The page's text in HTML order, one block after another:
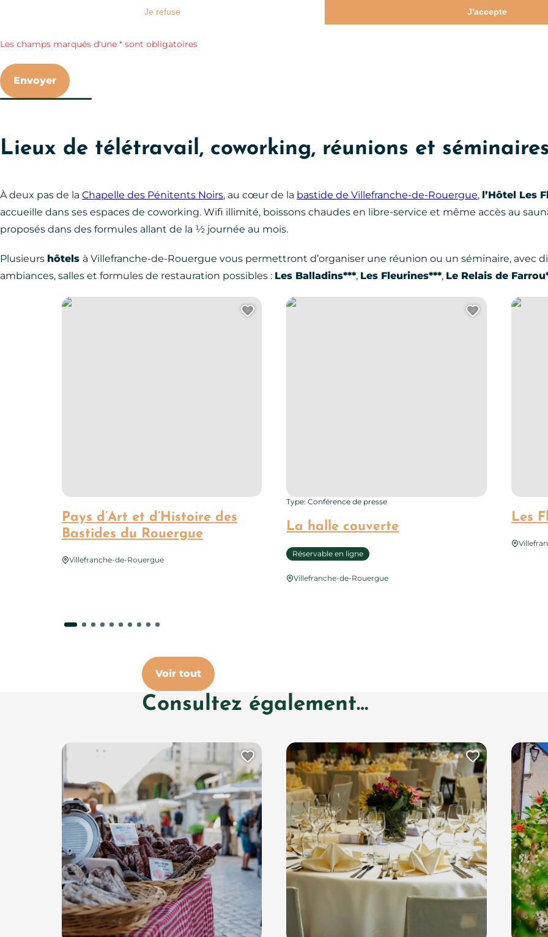
Je refuse J'accepte
Les champs marqués d'une * sont obligatoires
Envoyer
Lieux de télétravail, coworking, réunions et
À deux pas de la Chapelle des Pénitents Noirs, au cœur de la bastide de Villefranche-de-Rouergue, l’Hôtel Les
accueille dans ses espaces de coworking. Wifi illimité, boissons chaudes en libre-service et même accès au
proposés dans des formules allant de la ½ journée au mois.
Plusieurs hôtels à Villefranche-de-Rouergue vous permettront d’organiser une réunion ou un séminaire, avec
ambiances, salles et formules de restauration possibles : Les Balladins***, Les Fleurines***, Le Relais de
Pays d’Art et d’Histoire des
Bastides du Rouergue
Villefranche-de-Rouergue
Pays d’Art et d’Histoire des Bastides du Rouergue
Ajouter cette page au carnet de voyage ?
La halle couverte
Type: Conférence de presse
Réservable en ligne
Villefranche-de-Rouergue
La halle couverte
Ajouter
Les
Les
Voir tout
Consultez également…
Ajouter cette page au carnet de voyage ?
Ajouter